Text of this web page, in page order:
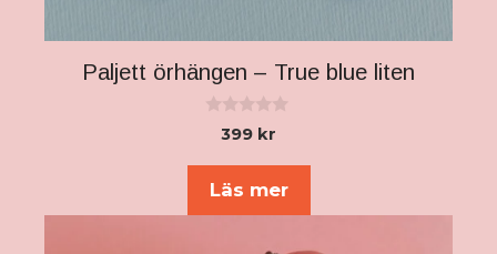
Paljett örhängen – True blue liten
399 kr
Läs mer